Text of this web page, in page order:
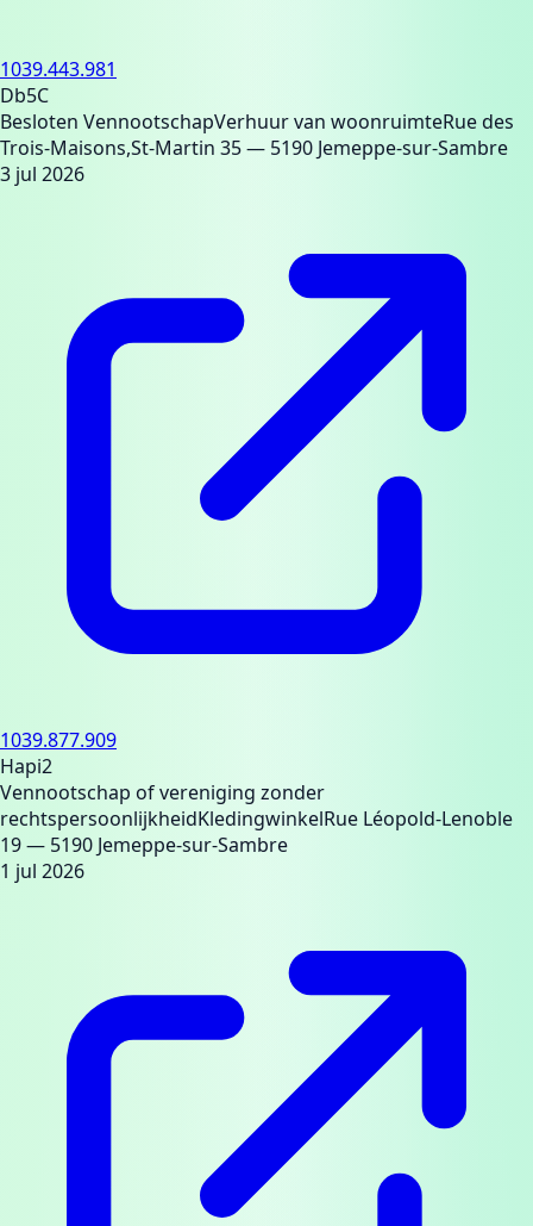
1039.443.981
Db5C
Besloten VennootschapVerhuur van woonruimteRue des
Trois-Maisons,St-Martin 35— 5190 Jemeppe-sur-Sambre
3 jul 2026
1039.877.909
Hapi2
Vennootschap of vereniging zonder
rechtspersoonlijkheidKledingwinkelRue Léopold-Lenoble
19— 5190 Jemeppe-sur-Sambre
1 jul 2026